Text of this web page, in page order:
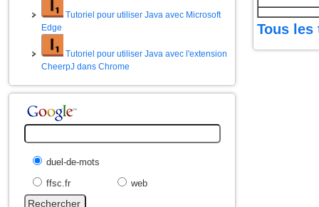
Tutoriel pour utiliser Java avec Microsoft
Edge
Tutoriel pour utiliser Java avec l'extension
CheerpJ dans Chrome
duel-de-mots
ffsc.fr
web
Tous les